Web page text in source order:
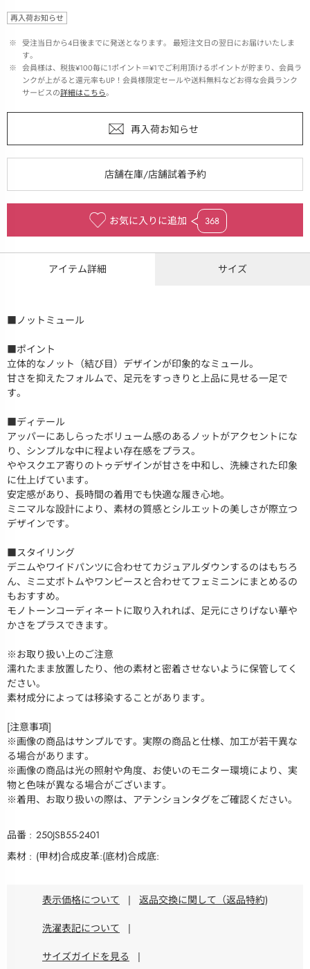
再入荷お知らせ
※ 受注当日から4日後までに発送となります。 最短注文日の翌日にお届けいたしま
す。
※ 会員様は、税抜¥100毎に1ポイント＝¥1でご利用頂けるポイントが貯まり、会員ラ
ンクが上がると還元率もUP！会員様限定セールや送料無料などお得な会員ランク
サービスの詳細はこちら。
お気に入りに追加 368
アイテム詳細 サイズ
■ノットミュール
■ポイント
立体的なノット（結び目）デザインが印象的なミュール。
甘さを抑えたフォルムで、足元をすっきりと上品に見せる一足で
す。
■ディテール
アッパーにあしらったボリューム感のあるノットがアクセントにな
り、シンプルな中に程よい存在感をプラス。
ややスクエア寄りのトゥデザインが甘さを中和し、洗練された印象
に仕上げています。
安定感があり、長時間の着用でも快適な履き心地。
ミニマルな設計により、素材の質感とシルエットの美しさが際立つ
デザインです。
■スタイリング
デニムやワイドパンツに合わせてカジュアルダウンするのはもちろ
ん、ミニ丈ボトムやワンピースと合わせてフェミニンにまとめるの
もおすすめ。
モノトーンコーディネートに取り入れれば、足元にさりげない華や
かさをプラスできます。
※お取り扱い上のご注意
濡れたまま放置したり、他の素材と密着させないように保管してく
ださい。
素材成分によっては移染することがあります。
[注意事項]
※画像の商品はサンプルです。実際の商品と仕様、加工が若干異な
る場合があります。
※画像の商品は光の照射や角度、お使いのモニター環境により、実
物と色味が異なる場合がございます。
※着用、お取り扱いの際は、アテンションタグをご確認ください。
品番
250JSB55-2401
素材
(甲材)合成皮革:(底材)合成底:
表示価格について | 返品交換に関して（返品特約)
洗濯表記について |
サイズガイドを見る |